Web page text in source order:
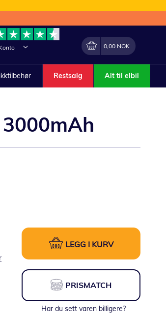
Endring
Min handlekurv
0,00 NOK
Restsalg Alt til elbil
LEGG I KURV
PRISMATCH
Har du sett varen billigere?